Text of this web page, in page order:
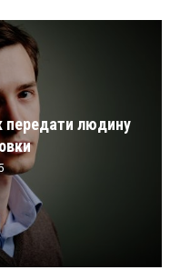
передати людину